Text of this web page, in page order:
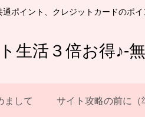
ポイント、クレジットカードのポ
生活３倍お得♪-
まして